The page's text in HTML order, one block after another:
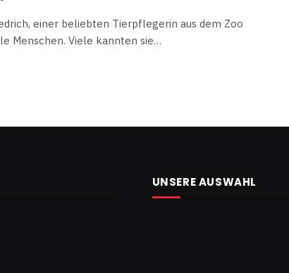
einer beliebten Tierpflegerin aus dem Zoo
Menschen. Viele kannten sie…
UNSERE AUSWAHL